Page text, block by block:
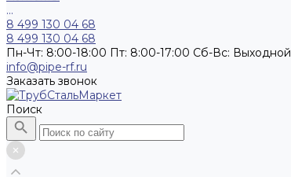
...
8 499 130 04 68
8 499 130 04 68
Пн-Чт: 8:00-18:00 Пт: 8:00-17:00 Сб-Вс: Выходной
info@pipe-rf.ru
Заказать звонок
Поиск